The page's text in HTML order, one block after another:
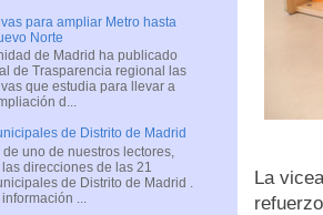
La
para ampliar Metro hasta
Norte
de Madrid ha publicado
de Trasparencia regional las
que estudia para llevar a
d...
de Distrito de Madrid
uno de nuestros lectores,
direcciones de las 21
de Distrito de Madrid .
...